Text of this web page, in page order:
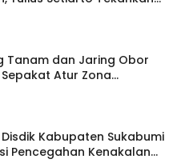
Tanam dan Jaring Obor
Atur Zona
Disdik Kabupaten Sukabumi
Pencegahan Kenakalan